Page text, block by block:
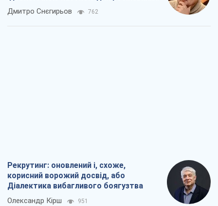
окупантів
Дмитро Снєгирьов 762
Рекрутинг: оновлений і, схоже,
корисний ворожий досвід, або
Діалектика вибагливого боягузтва
Олександр Кірш 951